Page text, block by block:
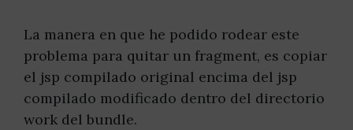
La manera en que he podido rodear este
problema para quitar un fragment, es copiar
el jsp compilado original encima del jsp
compilado modificado dentro del directorio
work del bundle.